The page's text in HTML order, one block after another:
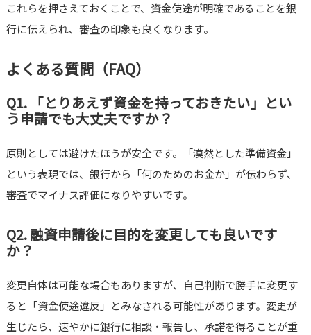
これらを押さえておくことで、資金使途が明確であることを銀
行に伝えられ、審査の印象も良くなります。
よくある質問（FAQ）
Q1. 「とりあえず資金を持っておきたい」とい
う申請でも大丈夫ですか？
原則としては避けたほうが安全です。「漠然とした準備資金」
という表現では、銀行から「何のためのお金か」が伝わらず、
審査でマイナス評価になりやすいです。
Q2. 融資申請後に目的を変更しても良いです
か？
変更自体は可能な場合もありますが、自己判断で勝手に変更す
ると「資金使途違反」とみなされる可能性があります。変更が
生じたら、速やかに銀行に相談・報告し、承諾を得ることが重